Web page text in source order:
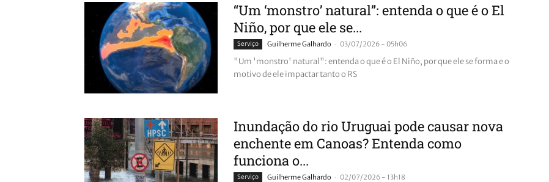
“Um ‘monstro’ natural”: entenda o que é o El
Niño, por que ele se...
Serviço Guilherme Galhardo - 03/07/2026 - 05h06
"Um 'monstro' natural": entenda o que é o El Niño, por que ele se forma e o
motivo de ele impactar tanto o RS
Inundação do rio Uruguai pode causar nova
enchente em Canoas? Entenda como
funciona o...
Serviço Guilherme Galhardo - 02/07/2026 - 13h18